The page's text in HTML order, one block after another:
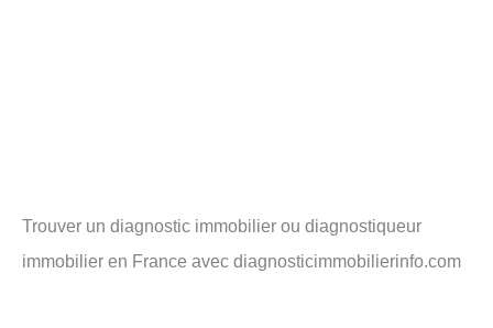
Trouver un diagnostic immobilier ou diagnostiqueur
immobilier en France avec diagnosticimmobilierinfo.com